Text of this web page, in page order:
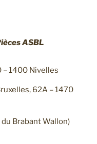
ASBL
– 1400 Nivelles
62A – 1470
Brabant Wallon)